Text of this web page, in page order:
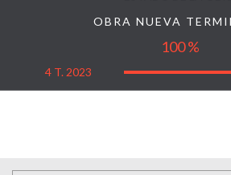
OBRA NUEVA
100 %
4 T. 2023